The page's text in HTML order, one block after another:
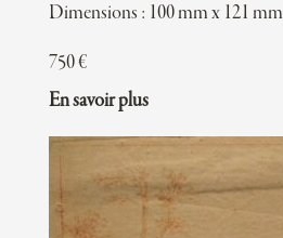
Dimensions : 100 mm x 121 mm
750€
En savoir plus